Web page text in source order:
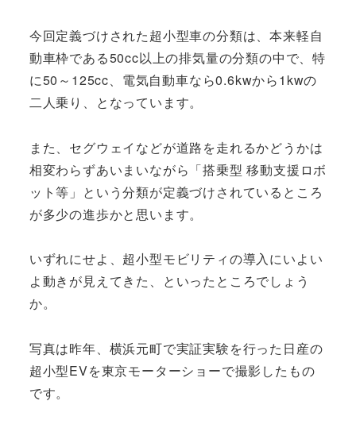
今回定義づけされた超小型車の分類は、本来軽自
動車枠である50cc以上の排気量の分類の中で、特
に50～125cc、電気自動車なら0.6kwから1kwの
二人乗り、となっています。
また、セグウェイなどが道路を走れるかどうかは
相変わらずあいまいながら「搭乗型 移動支援ロボ
ット等」という分類が定義づけされているところ
が多少の進歩かと思います。
いずれにせよ、超小型モビリティの導入にいよい
よ動きが見えてきた、といったところでしょう
か。
写真は昨年、横浜元町で実証実験を行った日産の
超小型EVを東京モーターショーで撮影したもの
です。